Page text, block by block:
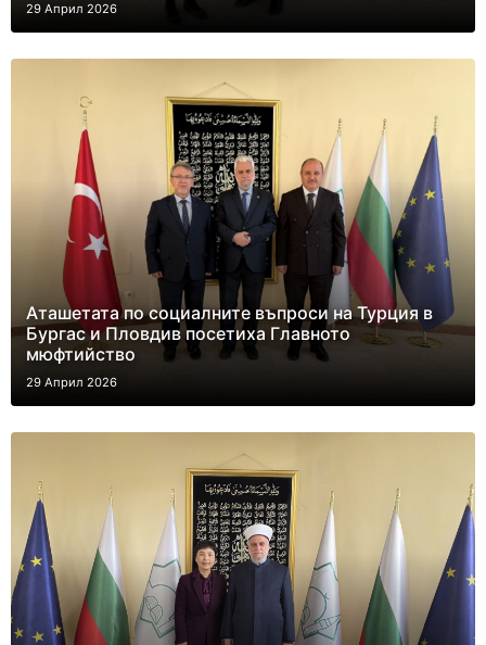
29 Април 2026
Аташетата по социалните въпроси на Турция в
Бургас и Пловдив посетиха Главното
мюфтийство
29 Април 2026